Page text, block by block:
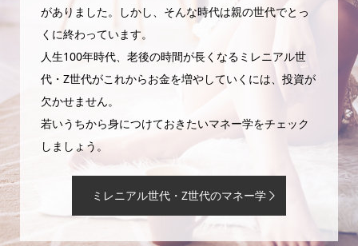
がありました。しかし、そんな時代は親の世代でとっ
くに終わっています。
人生100年時代、老後の時間が長くなるミレニアル世
代・Z世代がこれからお金を増やしていくには、投資が
欠かせません。
若いうちから身につけておきたいマネー学をチェック
しましょう。
ミレニアル世代・Z世代のマネー学